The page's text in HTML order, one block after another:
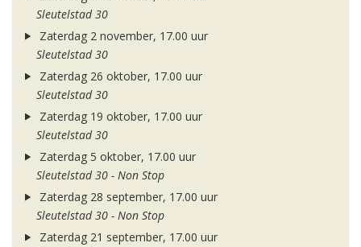
Sleutelstad 30
Zaterdag 2 november, 17.00 uur
Sleutelstad 30
Zaterdag 26 oktober, 17.00 uur
Sleutelstad 30
Zaterdag 19 oktober, 17.00 uur
Sleutelstad 30
Zaterdag 5 oktober, 17.00 uur
Sleutelstad 30 - Non Stop
Zaterdag 28 september, 17.00 uur
Sleutelstad 30 - Non Stop
Zaterdag 21 september, 17.00 uur